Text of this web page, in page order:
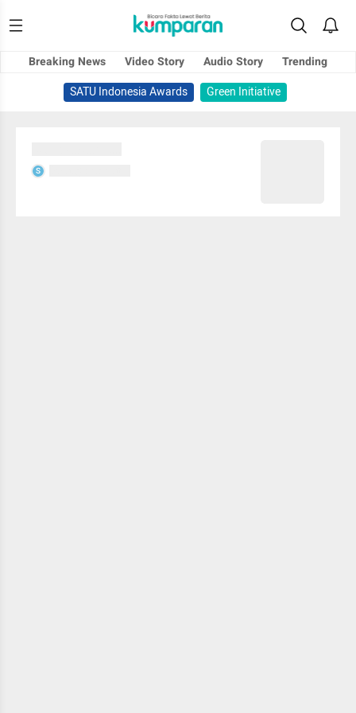
Breaking News Video Story Audio Story
Trending
SATU Indonesia Awards
Green Initiative
S